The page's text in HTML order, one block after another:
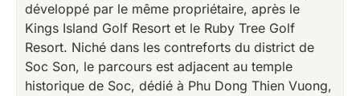
développé par le même propriétaire, après le
Kings Island Golf Resort et le Ruby Tree Golf
Resort. Niché dans les contreforts du district de
Soc Son, le parcours est adjacent au temple
historique de Soc, dédié à Phu Dong Thien Vuong,